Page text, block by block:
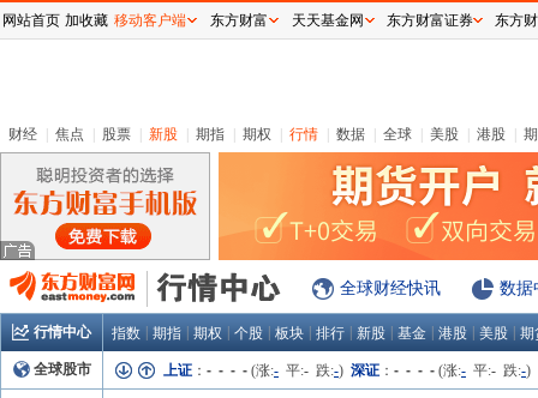
财经 焦点 股票 新股 期指 期权 行情 数据 全球 美股 港股
全球财经快讯 数据
行情中心 指数 期指 期权 个股 板块 排行 新股 基金 港股 美股 期
全球股市 上证 ： - - - - (涨:- 平:- 跌:-) 深证 ： - - - - (涨:- 平:- 跌:-)
网站首页 加收藏 移动客户端 东方财富 天天基金网 东方财富证券 东方